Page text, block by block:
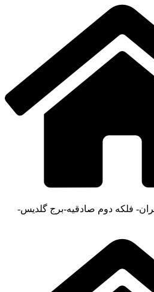
فلکه دوم صادقیه-برج گلدیس-